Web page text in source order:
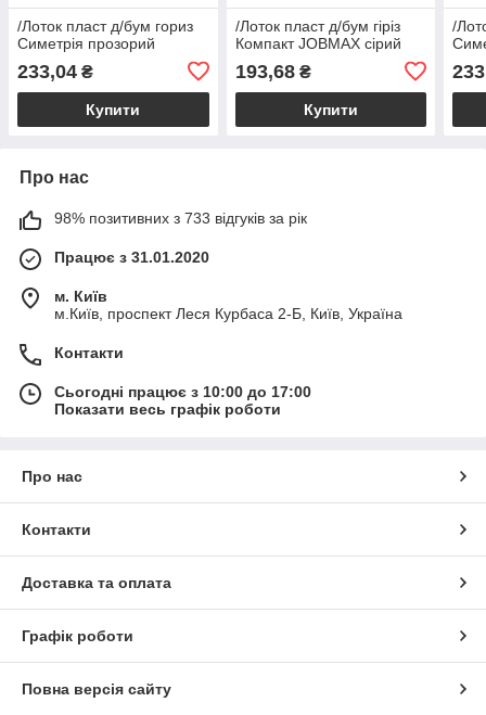
/Лоток пласт д/бум гориз
Симетрія прозорий
233,04 ₴
Купити
/Лоток пласт д/бум гіріз
Компакт JOBMAX сірий
193,68₴
Купити
/
Про нас
98% позитивних з 733 відгуків за рік
Працює з 31.01.2020
м. Київ
м.Київ, проспект Леся Курбаса 2-Б, Київ, Україна
Контакти
Сьогодні працює з 10:00 до 17:00
Показати весь графік роботи
Про нас
Контакти
Доставка та оплата
Графік роботи
Повна версія сайту